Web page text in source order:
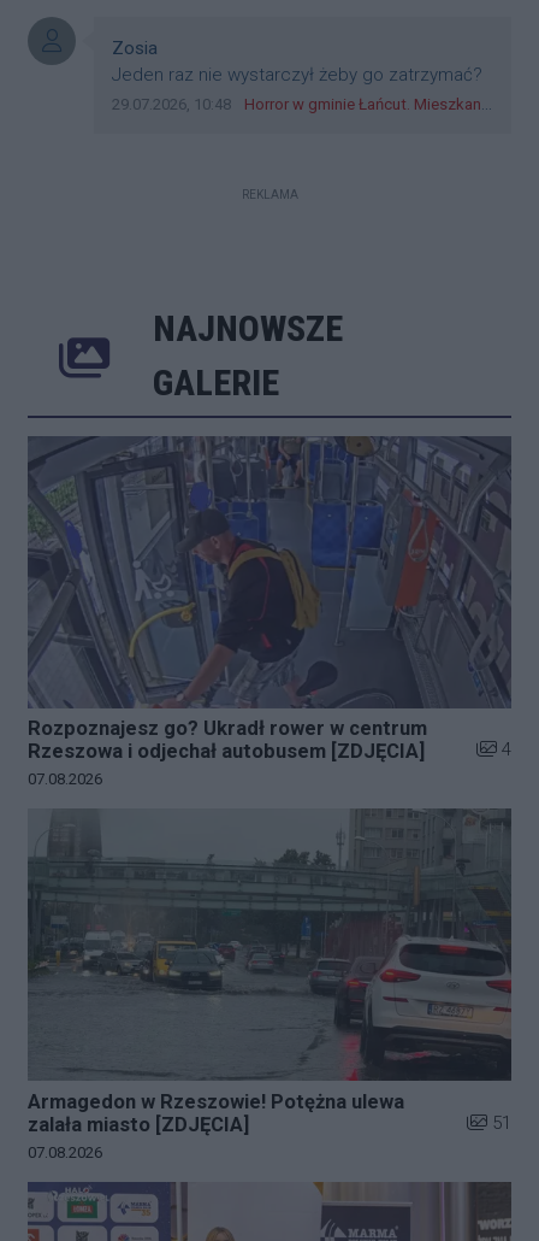
zagorzali pisowcy
Autor komentarza:
Zosia
Treść komentarza:
Jeden raz nie wystarczył żeby go zatrzymać?
Data dodania komentarza:
29.07.2026, 10:48 Źródło komentarza:
Horror w gminie Łańcut. Mieszkaniec Rzeszowa terroryzował rodzinę nożem i zaatakował policjantów! [VIDEO]
REKLAMA
NAJNOWSZE
GALERIE
Rozpoznajesz go? Ukradł rower w centrum
Rzeszowa i odjechał autobusem [ZDJĘCIA]
Liczba
4
Data dodania galerii:
07.08.2026
Armagedon w Rzeszowie! Potężna ulewa
zalała miasto [ZDJĘCIA]
Liczba
51
Data dodania galerii:
07.08.2026